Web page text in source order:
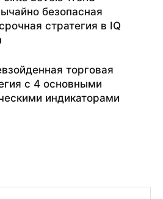
безопасная
стратегия в IQ
торговая
с 4 основными
индикаторами